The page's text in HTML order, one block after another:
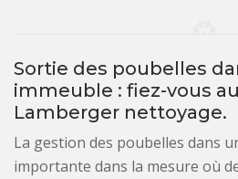
Sortie des poubelles
immeuble : fiez-vous
Lamberger nettoyage.
La gestion des poubelles dans
importante dans la mesure où